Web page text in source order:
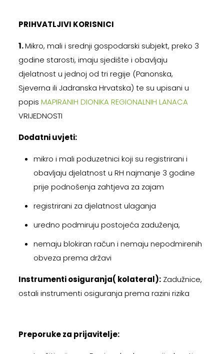
PRIHVATLJIVI KORISNICI
1.Mikro, mali i srednji gospodarski subjekt, preko 3
godine starosti, imaju sjedište i obavljaju
djelatnost u jednoj od tri regije (Panonska,
Sjeverna ili Jadranska Hrvatska) te su upisani u
popis MAPIRANIH DIONIKA REGIONALNIH LANACA
VRIJEDNOSTI
Dodatni uvjeti:
mikro i mali poduzetnici koji su registrirani i
obavljaju djelatnost u RH najmanje 3 godine
prije podnošenja zahtjeva za zajam
registrirani za djelatnost ulaganja
uredno podmiruju postojeća zaduženja,
nemaju blokiran račun i nemaju nepodmirenih
obveza prema državi
Instrumenti osiguranja( kolateral):Zadužnice,
ostali instrumenti osiguranja prema razini rizika
Preporuke za prijavitelje: